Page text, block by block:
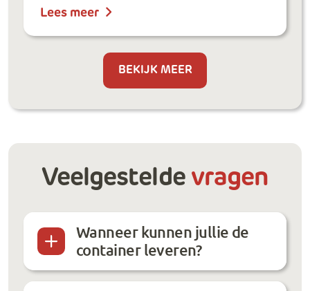
Lees meer
BEKIJK MEER
Veelgestelde vragen
Wanneer kunnen jullie de
container leveren?